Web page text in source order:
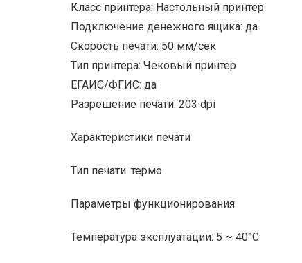
Класс принтера: Настольный принтер
Подключение денежного ящика: да
Скорость печати: 50 мм/сек
Тип принтера: Чековый принтер
ЕГАИС/ФГИС: да
Разрешение печати: 203 dpi
Характеристики печати
Тип печати: термо
Параметры функционирования
Температура эксплуатации: 5 ~ 40°C